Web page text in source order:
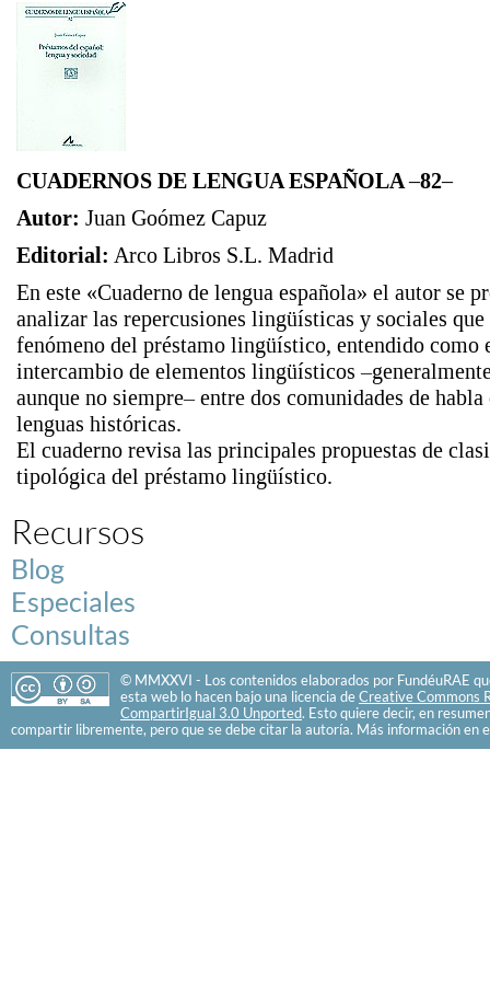
CUADERNOS DE LENGUA ESPAÑOLA –82–
Autor: Juan Goómez Capuz
Editorial: Arco Libros S.L. Madrid
En este «Cuaderno de lengua española» el autor se
analizar las repercusiones lingüísticas y sociales
fenómeno del préstamo lingüístico, entendido como
intercambio de elementos lingüísticos
aunque no siempre– entre dos comunidades de habla
lenguas históricas.
El cuaderno revisa las principales propuestas de
tipológica del préstamo lingüístico.
Recursos
Blog
Especiales
Consultas
© MMXXVI - Los contenidos elaborados por FundéuRAE
esta web lo hacen bajo una licencia de Creative Commons
CompartirIgual 3.0 Unported. Esto quiere decir, en
compartir libremente, pero que se debe citar la autoría. Más información en